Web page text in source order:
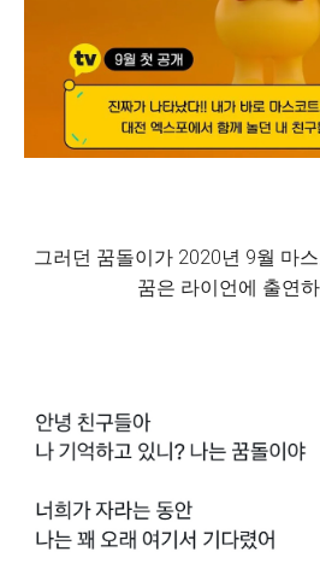
그러던 꿈돌이가 2020년 9월 마
꿈은 라이언에 출연